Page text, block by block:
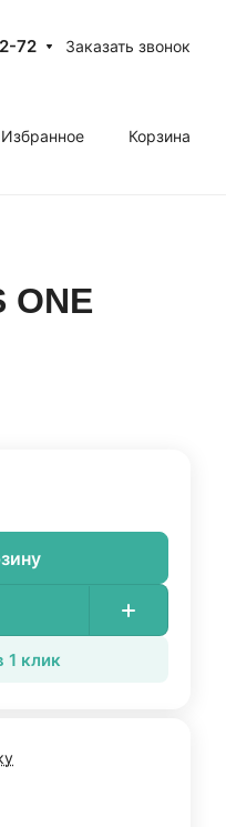
72 Заказать звонок
Избранное Корзина
ONE
1 клик